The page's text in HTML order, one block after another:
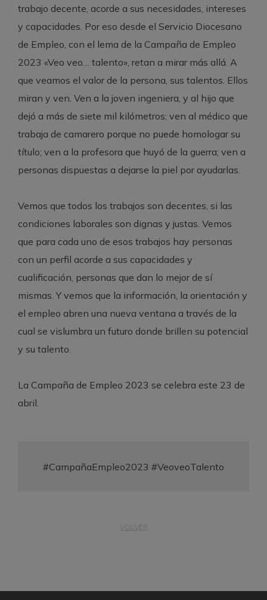
trabajo decente, acorde a sus necesidades, intereses
y capacidades. Por eso desde el Servicio Diocesano
de Empleo, con el lema de la Campaña de Empleo
2023 «Veo veo… talento», retan a mirar más allá. A
que veamos el valor de la persona, sus talentos. Ellos
miran y ven. Ven a la joven ingeniera, y al hijo que
dejó a más de siete mil kilómetros; ven al médico que
trabaja de camarero porque no puede homologar su
título; ven a la profesora que huyó de la guerra; ven a
personas dispuestas a dejarse la piel por ayudarlas.
Vemos que todos los trabajos son decentes, si las
condiciones laborales son dignas y justas. Vemos
que para cada uno de esos trabajos hay personas
con un perfil acorde a sus capacidades y
cualificación, personas que dan lo mejor de sí
mismas. Y vemos que la información, la orientación y
el empleo abren una nueva ventana a través de la
cual se vislumbra un futuro donde brillen su potencial
y su talento.
La Campaña de Empleo 2023 se celebra este 23 de
abril.
#CampañaEmpleo2023 #VeoveoTalento
VOLVER